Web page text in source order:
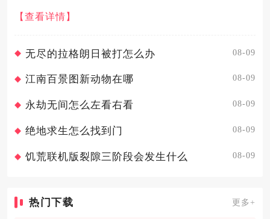
务，即可平稳突破等级瓶颈进入800级及以上的灾厄难度挑
战。799级处于减负护肝区的等级上限，角色获取的所有溢出
【查看详情】
无尽的拉格朗日被打怎么办 08-09
江南百景图新动物在哪 08-09
永劫无间怎么左看右看 08-09
绝地求生怎么找到门 08-09
饥荒联机版裂隙三阶段会发生什么 08-09
热门下载 更多+